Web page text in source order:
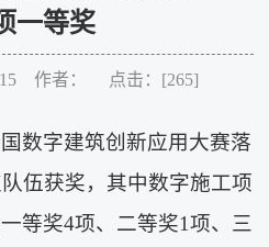
一等奖
15 作者： 点击：[265]
数字建筑创新应用大赛落
伍获奖，其中数字施工项
等奖4项、二等奖1项、三